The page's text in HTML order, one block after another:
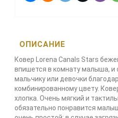
ОПИСАНИЕ
Ковер Lorena Canals Stars
впишется в комнату малыша, и
мальчику или девочки
комбинированному цвету.
хлопка. Очень мягкий и
обязательно понравится